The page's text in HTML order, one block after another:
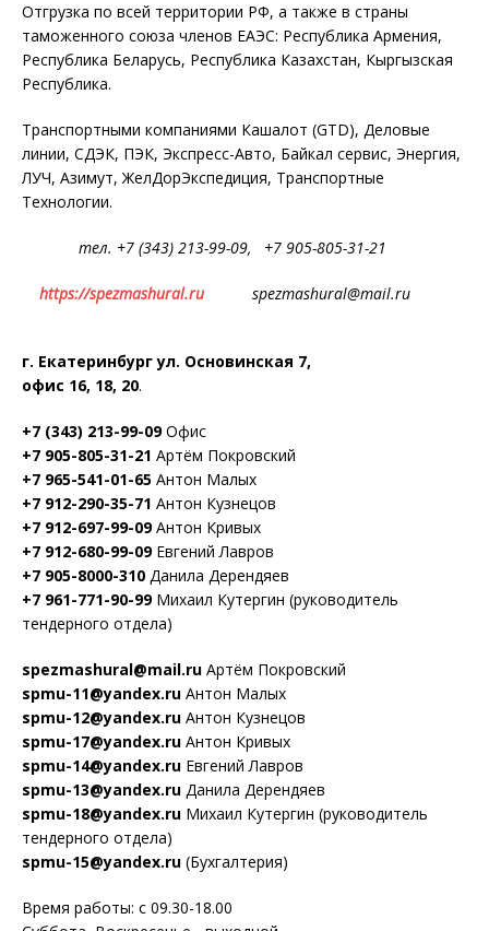
Отгрузка по всей территории РФ, а также в страны
таможенного союза членов ЕАЭС: Республика Армения,
Республика Беларусь, Республика Казахстан, Кыргызская
Республика.
Транспортными компаниями Кашалот (GTD), Деловые
линии, СДЭК, ПЭК, Экспресс-Авто, Байкал сервис, Энергия,
ЛУЧ, Азимут, ЖелДорЭкспедиция, Транспортные
Технологии.
тел. +7 (343) 213-99-09, +7 905-805-31-21
https://spezmashural.ru spezmashural@mail.ru
г. Екатеринбург ул. Основинская 7,
офис 16, 18, 20.
+7 (343) 213-99-09Офис
+7 905-805-31-21 Артём Покровский
+7 965-541-01-65 Антон Малых
+7 912-290-35-71 Антон Кузнецов
+7 912-697-99-09Антон Кривых
+7 912-680-99-09Евгений Лавров
+7 905-8000-310 Данила Дерендяев
+7 961-771-90-99Михаил Кутергин (руководитель
тендерного отдела)
spezmashural@mail.ru Артём Покровский
spmu-11@yandex.ru Антон Малых
spmu-12@yandex.ru Антон Кузнецов
spmu-17@yandex.ru Антон Кривых
spmu-14@yandex.ru Евгений Лавров
spmu-13@yandex.ru Данила Дерендяев
spmu-18@yandex.ru Михаил Кутергин (руководитель
тендерного отдела)
spmu-15@yandex.ru (Бухгалтерия)
Время работы: с 09.30-18.00